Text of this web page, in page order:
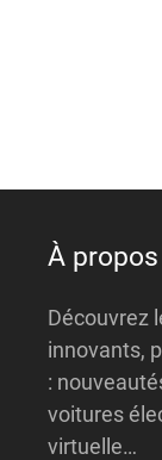
À
Découvrez
innovants,
:
voitures
virtuelle…